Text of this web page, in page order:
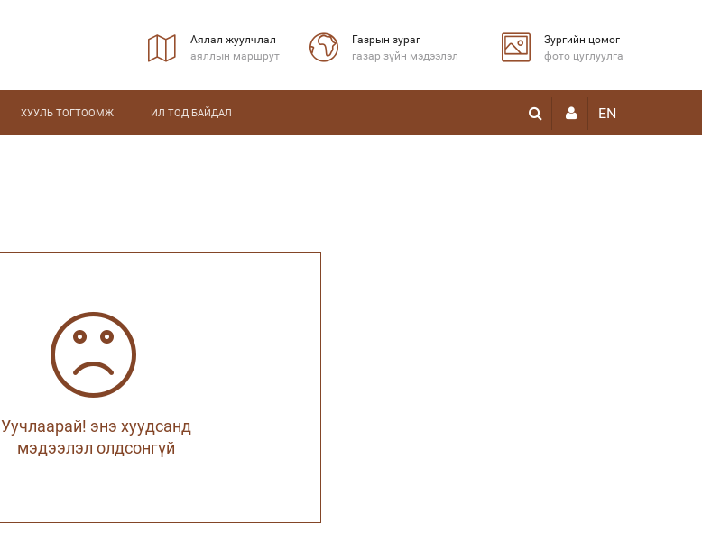
Аялал жуулчлал
аяллын маршрут
Газрын зураг
газар зүйн мэдээлэл
Зургийн цомог
фото цуглуулга
ХУУЛЬ ТОГТООМЖ ИЛ ТОД БАЙДАЛ EN
Уучлаарай! энэ хуудсанд
мэдээлэл олдсонгүй